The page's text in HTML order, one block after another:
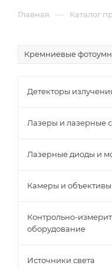
Главная — Каталог
Кремниевые
Детекторы
Лазеры и лазерные
Лазерные диоды и
Камеры и объективы
Контрольно-
оборудование
Источники света